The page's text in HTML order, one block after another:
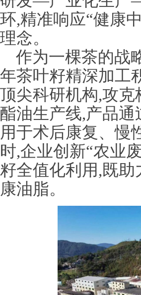
环,精准响应“健康
理念。
作为一棵茶的战
年茶叶籽精深加工
顶尖科研机构,攻
酯油生产线,产品通
用于术后康复、慢
时,企业创新“农业
籽全值化利用,既
康油脂。